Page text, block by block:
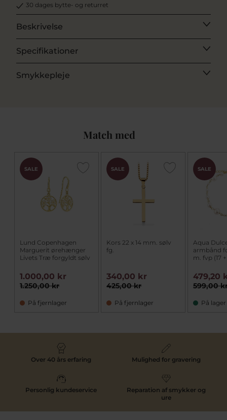
30 dages bytte- og returret
Beskrivelse
Specifikationer
Smykkepleje
Match med
SALE
Lund Copenhagen
Marguerit ørehænger
Livets Træ forgyldt sølv
1.250,00 kr
1.000,00 kr
På fjernlager
SALE
Kors 22 x 14 mm. sølv
fg.
425,00 kr
340,00 kr
På fjernlager
SALE
Aqua
armbånd
m. fvp (17
599,00
479,20
På lager
Over 40 års erfaring Mulighed for gravering
Personlig kundeservice
Reparation af smykker og
ure